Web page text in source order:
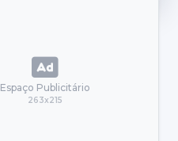
Espaço Publicitário
263x215